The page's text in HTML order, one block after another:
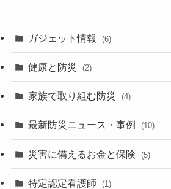
ガジェット情報 (6)
健康と防災 (2)
家族で取り組む防災 (4)
最新防災ニュース・事例 (10)
災害に備えるお金と保険 (5)
特定認定看護師 (1)